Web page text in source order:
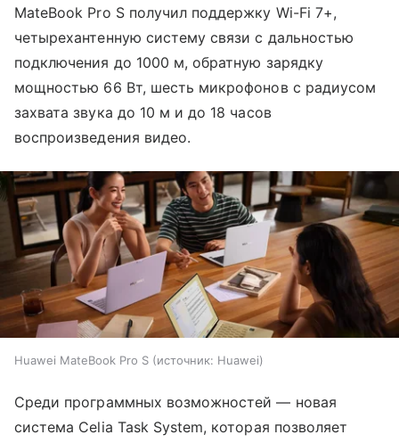
MateBook Pro S получил поддержку Wi-Fi 7+,
четырехантенную систему связи с дальностью
подключения до 1000 м, обратную зарядку
мощностью 66 Вт, шесть микрофонов с радиусом
захвата звука до 10 м и до 18 часов
воспроизведения видео.
Huawei MateBook Pro S источник: Huawei
Среди программных возможностей — новая
система Celia Task System, которая позволяет